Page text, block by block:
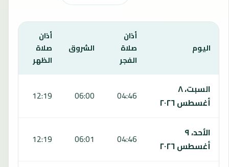
اليوم
أذان
صلاة
الفجر
الشروق
أذان
صلاة
الظهر
السبت، ٨
أغسطس ٢٠٢٦
04:46
06:00
12:19
الأحد، ٩
أغسطس ٢٠٢٦
04:46
06:01
12:19